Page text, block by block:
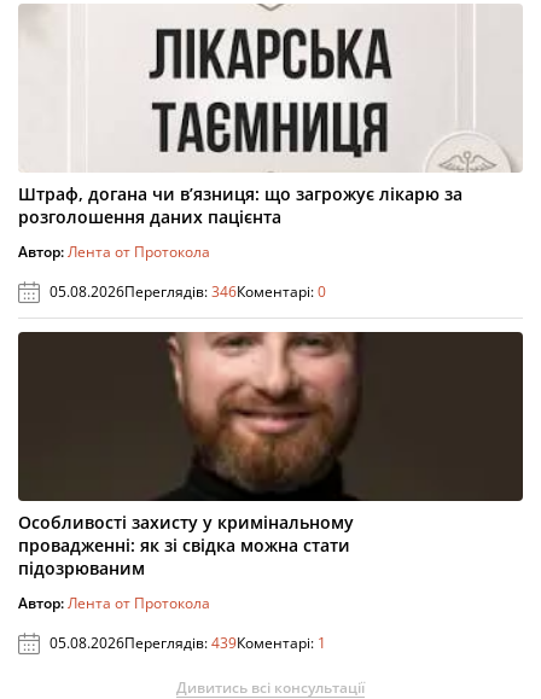
Штраф, догана чи в’язниця: що загрожує лікарю за
розголошення даних пацієнта
Автор:Лента от Протокола
05.08.2026Переглядів:346Коментарі:0
Особливості захисту у кримінальному
провадженні: як зі свідка можна стати
підозрюваним
Автор:Лента от Протокола
05.08.2026Переглядів:439Коментарі: 1
Дивитись всі консультації